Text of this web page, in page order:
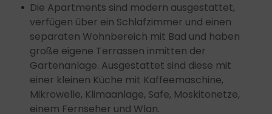
Die Apartments sind modern ausgestattet,
verfügen über ein Schlafzimmer und einen
separaten Wohnbereich mit Bad und haben
große eigene Terrassen inmitten der
Gartenanlage. Ausgestattet sind diese mit
einer kleinen Küche mit Kaffeemaschine,
Mikrowelle, Klimaanlage, Safe, Moskitonetze,
einem Fernseher und Wlan.